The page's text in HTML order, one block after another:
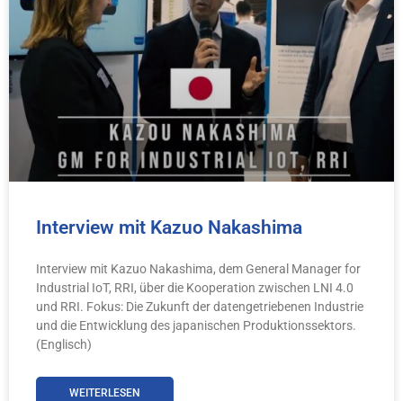
Interview mit Kazuo Nakashima
Interview mit Kazuo Nakashima, dem General Manager for
Industrial IoT, RRI, über die Kooperation zwischen LNI 4.0
und RRI. Fokus: Die Zukunft der datengetriebenen Industrie
und die Entwicklung des japanischen Produktionssektors.
(Englisch)
WEITERLESEN